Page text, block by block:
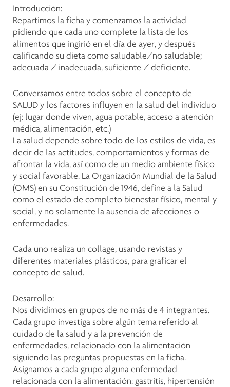
Introducción:
Repartimos la ficha y comenzamos la actividad
pidiendo que cada uno complete la lista de los
alimentos que ingirió en el día de ayer, y después
calificando su dieta como saludable/no saludable;
adecuada / inadecuada, suficiente / deficiente.
Conversamos entre todos sobre el concepto de
SALUD y los factores influyen en la salud del individuo
(ej: lugar donde viven, agua potable, acceso a atención
médica, alimentación, etc.)
La salud depende sobre todo de los estilos de vida, es
decir de las actitudes, comportamientos y formas de
afrontar la vida, así como de un medio ambiente físico
y social favorable. La Organización Mundial de la Salud
(OMS) en su Constitución de 1946, define a la Salud
como el estado de completo bienestar físico, mental y
social, y no solamente la ausencia de afecciones o
enfermedades.
Cada uno realiza un collage, usando revistas y
diferentes materiales plásticos, para graficar el
concepto de salud.
Desarrollo:
Nos dividimos en grupos de no más de 4 integrantes.
Cada grupo investiga sobre algún tema referido al
cuidado de la salud y a la prevención de
enfermedades, relacionado con la alimentación
siguiendo las preguntas propuestas en la ficha.
Asignamos a cada grupo alguna enfermedad
relacionada con la alimentación: gastritis, hipertensión